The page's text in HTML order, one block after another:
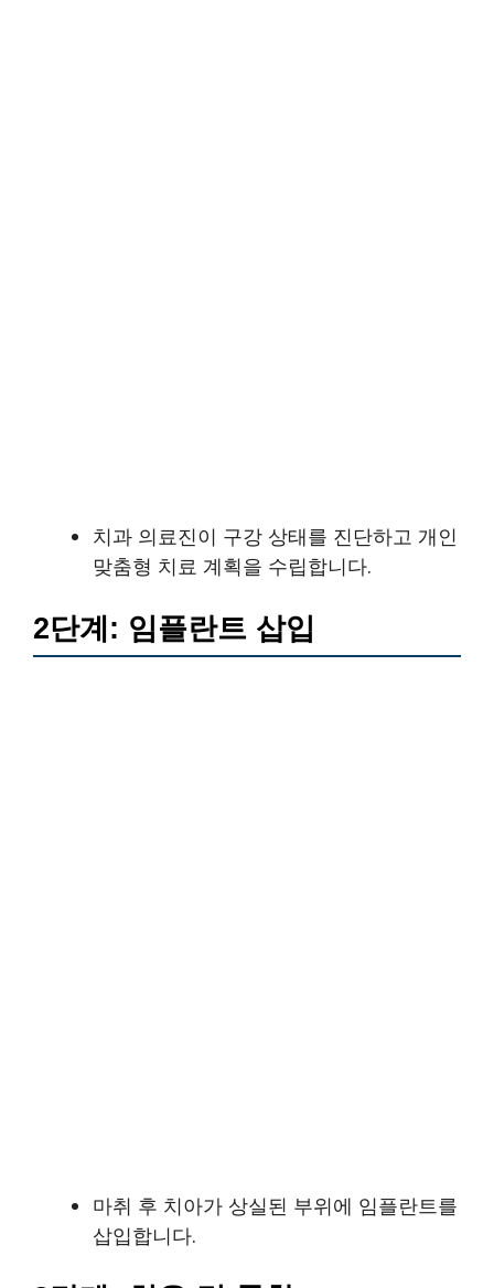
치과 의료진이 구강 상태를 진단하고 개인
맞춤형 치료 계획을 수립합니다.
2단계: 임플란트 삽입
마취 후 치아가 상실된 부위에 임플란트를
삽입합니다.